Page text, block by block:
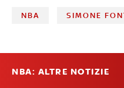
NBA SIMONE
NBA: ALTRE NOTIZIE